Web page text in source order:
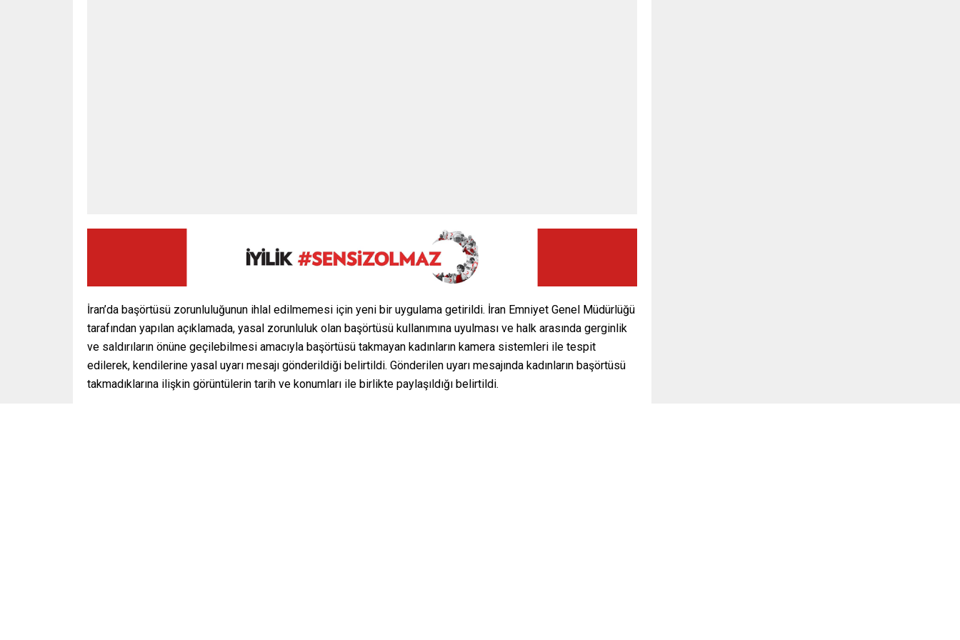
İran’da başörtüsü zorunluluğunun ihlal edilmemesi için yeni bir uygulama getirildi. İran Emniyet Genel Müdürlüğü
tarafından yapılan açıklamada, yasal zorunluluk olan başörtüsü kullanımına uyulması ve halk arasında gerginlik
ve saldırıların önüne geçilebilmesi amacıyla başörtüsü takmayan kadınların kamera sistemleri ile tespit
edilerek, kendilerine yasal uyarı mesajı gönderildiği belirtildi. Gönderilen uyarı mesajında kadınların başörtüsü
takmadıklarına ilişkin görüntülerin tarih ve konumları ile birlikte paylaşıldığı belirtildi.